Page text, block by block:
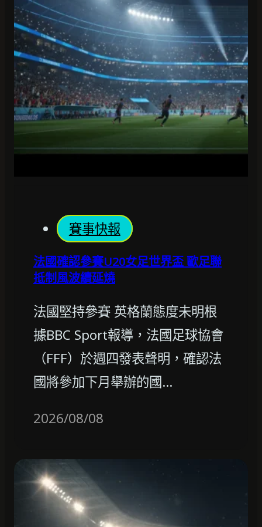
賽事快報
法國確認參賽U20女足世界盃 歐足聯
抵制風波續延燒
法國堅持參賽 英格蘭態度未明根
據BBC Sport報導，法國足球協會
（FFF）於週四發表聲明，確認法
國將參加下月舉辦的國…
2026/08/08